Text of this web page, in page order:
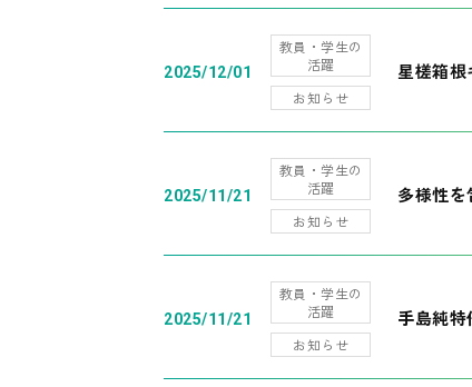
2025/12/01
教員・学生の
活躍
お知らせ
星槎箱
2025/11/21
教員・学生の
活躍
お知らせ
多様性
2025/11/21
教員・学生の
活躍
お知らせ
手島純